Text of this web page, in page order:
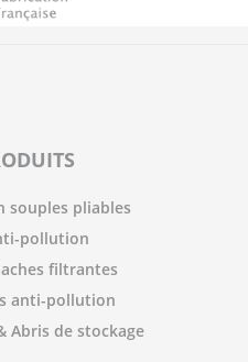
souples pliables
pollution
filtrantes
anti-pollution
Abris de stockage